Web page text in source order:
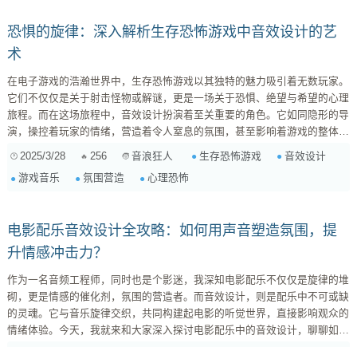
恐惧的旋律：深入解析生存恐怖游戏中音效设计的艺
术
在电子游戏的浩瀚世界中，生存恐怖游戏以其独特的魅力吸引着无数玩家。
它们不仅仅是关于射击怪物或解谜，更是一场关于恐惧、绝望与希望的心理
旅程。而在这场旅程中，音效设计扮演着至关重要的角色。它如同隐形的导
演，操控着玩家的情绪，营造着令人窒息的氛围，甚至影响着游戏的整体体
存恐怖游戏中音效设计的奥秘，揭开它们如何用声音编织恐惧的网，将玩家
牢牢地困在其中。 一、氛围的营造：声音的色彩与质感 生存恐怖游戏的核
2025/3/28 256 音浪狂人 生存恐怖游戏
音效设计
游戏音乐
氛围营造 心理恐怖
电影配乐音效设计全攻略：如何用声音塑造氛围，提
升情感冲击力？
作为一名音频工程师，同时也是个影迷，我深知电影配乐不仅仅是旋律的堆
砌，更是情感的催化剂，氛围的营造者。而音效设计，则是配乐中不可或缺
的灵魂。它与音乐旋律交织，共同构建起电影的听觉世界，直接影响观众的
情绪体验。今天，我就来和大家深入探讨电影配乐中的音效设计，聊聊如何